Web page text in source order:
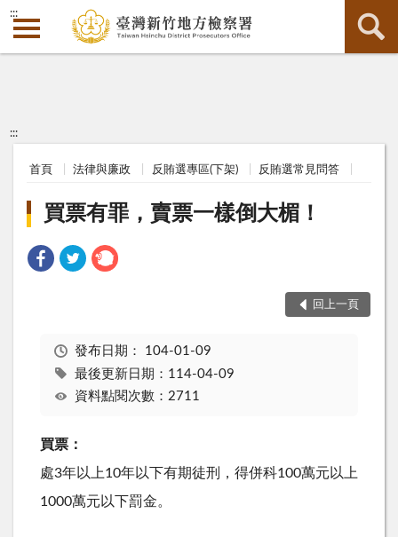
:::
:::
首頁 法律與廉政 反賄選專區(下架) 反賄選常見問答
買票有罪，賣票一樣倒大楣！
回上一頁
發布日期： 104-01-09
最後更新日期：114-04-09
資料點閱次數：2711
買票：
處3年以上10年以下有期徒刑，得併科100萬元以上
1000萬元以下罰金。